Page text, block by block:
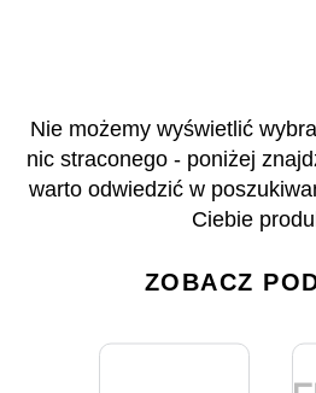
Nie możemy wyświetlić
nic straconego - poniżej
warto odwiedzić w
Ciebie
ZOBACZ